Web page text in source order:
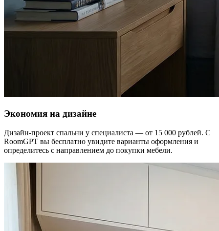
Экономия на дизайне
Дизайн-проект спальни у специалиста — от 15 000 рублей. С
RoomGPT вы бесплатно увидите варианты оформления и
определитесь с направлением до покупки мебели.